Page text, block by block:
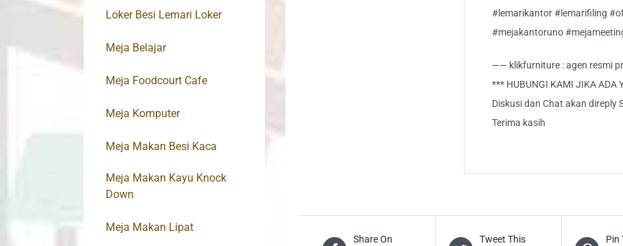
#lemarikantor #lemarifiling
#mejakantoruno
—— klikfurniture : agen resmi
*** HUBUNGI KAMI JIKA ADA
Diskusi dan Chat akan direply
Terima kasih
Share On
Tweet This
Pin
Loker Besi Lemari Loker
Meja Belajar
Meja Foodcourt Cafe
Meja Komputer
Meja Makan Besi Kaca
Meja Makan Kayu Knock
Down
Meja Makan Lipat